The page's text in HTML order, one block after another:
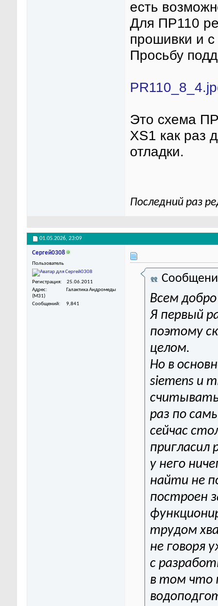
есть
Для ПР110
прошивки и
Просьбу
Это схема
XS1 как раз
отладки.
Последний раз
01.05.2026, 23:09
Сергей0308
Пользователь
Регистрация
25.06.2011
Адрес
Галактика Андромеды
(M31)
Сообщений
9,841
Всем
Я первый
поэтому
целом.
Но в
siemens и
раз по
сейчас
пригласил
у него
найти не
построен
трудом
не говоря
с
в том что